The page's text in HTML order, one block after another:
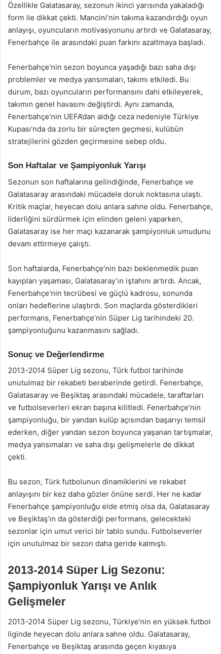
Özellikle Galatasaray, sezonun ikinci yarısında yakaladığı
form ile dikkat çekti. Mancini’nin takıma kazandırdığı oyun
anlayışı, oyuncuların motivasyonunu artırdı ve Galatasaray,
Fenerbahçe ile arasındaki puan farkını azaltmaya başladı.
Fenerbahçe’nin sezon boyunca yaşadığı bazı saha dışı
problemler ve medya yansımaları, takımı etkiledi. Bu
durum, bazı oyuncuların performansını dahi etkileyerek,
takımın genel havasını değiştirdi. Aynı zamanda,
Fenerbahçe’nin UEFA’dan aldığı ceza nedeniyle Türkiye
Kupası’nda da zorlu bir süreçten geçmesi, kulübün
stratejilerini gözden geçirmesine sebep oldu.
Son Haftalar ve Şampiyonluk Yarışı
Sezonun son haftalarına gelindiğinde, Fenerbahçe ve
Galatasaray arasındaki mücadele doruk noktasına ulaştı.
Kritik maçlar, heyecan dolu anlara sahne oldu. Fenerbahçe,
liderliğini sürdürmek için elinden geleni yaparken,
Galatasaray ise her maçı kazanarak şampiyonluk umudunu
devam ettirmeye çalıştı.
Son haftalarda, Fenerbahçe’nin bazı beklenmedik puan
kayıpları yaşaması, Galatasaray’ın iştahını artırdı. Ancak,
Fenerbahçe’nin tecrübesi ve güçlü kadrosu, sonunda
onları hedeflerine ulaştırdı. Son maçlarda gösterdikleri
performans, Fenerbahçe’nin Süper Lig tarihindeki 20.
şampiyonluğunu kazanmasını sağladı.
Sonuç ve Değerlendirme
2013-2014 Süper Lig sezonu, Türk futbol tarihinde
unutulmaz bir rekabeti beraberinde getirdi. Fenerbahçe,
Galatasaray ve Beşiktaş arasındaki mücadele, taraftarları
ve futbolseverleri ekran başına kilitledi. Fenerbahçe’nin
şampiyonluğu, bir yandan kulüp açısından başarıyı temsil
ederken, diğer yandan sezon boyunca yaşanan tartışmalar,
medya yansımaları ve saha dışı gelişmelerle de dikkat
çekti.
Bu sezon, Türk futbolunun dinamiklerini ve rekabet
anlayışını bir kez daha gözler önüne serdi. Her ne kadar
Fenerbahçe şampiyonluğu elde etmiş olsa da, Galatasaray
ve Beşiktaş’ın da gösterdiği performans, gelecekteki
sezonlar için umut verici bir tablo sundu. Futbolseverler
için unutulmaz bir sezon daha geride kalmıştı.
2013-2014 Süper Lig Sezonu:
Şampiyonluk Yarışı ve Anlık
Gelişmeler
2013-2014 Süper Lig sezonu, Türkiye’nin en yüksek futbol
liginde heyecan dolu anlara sahne oldu. Galatasaray,
Fenerbahçe ve Beşiktaş arasında geçen kıyasıya